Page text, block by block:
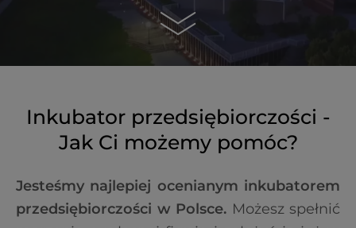
Inkubator przedsiębiorczości -
Jak Ci możemy pomóc?
Jesteśmy najlepiej ocenianym inkubatorem
przedsiębiorczości w Polsce. Możesz spełnić